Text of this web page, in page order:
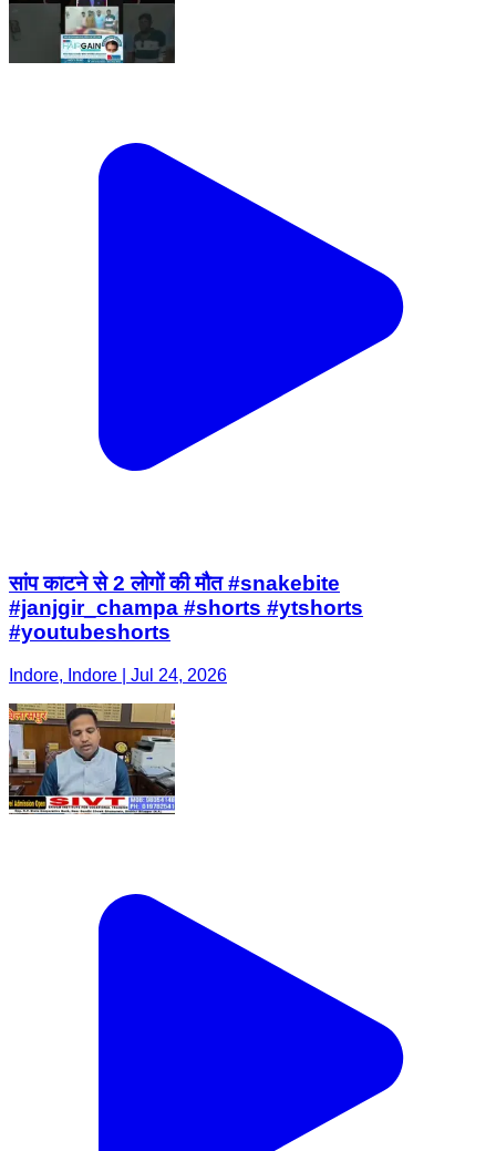
सांप काटने से 2 लोगों की मौत #snakebite
#janjgir_champa #shorts #ytshorts
#youtubeshorts
Indore, Indore | Jul 24, 2026